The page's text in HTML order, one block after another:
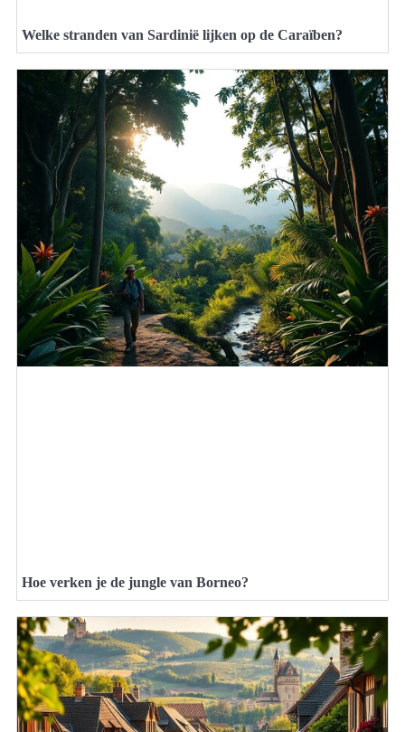
Welke stranden van Sardinië lijken op de Caraïben?
Hoe verken je de jungle van Borneo?